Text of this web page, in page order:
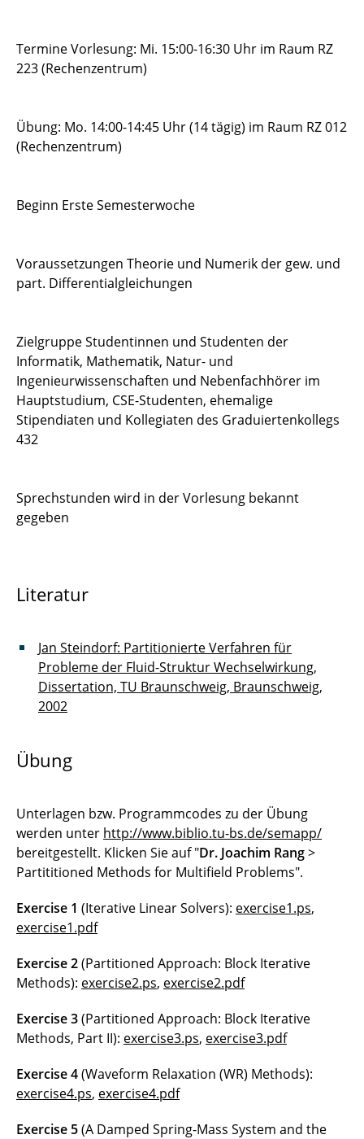
Industrielles Software-
Entwicklungsmanagement
Termine Vorlesung: Mi. 15:00-16:30 Uhr im Raum RZ
223 (Rechenzentrum)
Übung: Mo. 14:00-14:45 Uhr (14 tägig) im Raum RZ 012
(Rechenzentrum)
Beginn Erste Semesterwoche
Voraussetzungen Theorie und Numerik der gew. und
part. Differentialgleichungen
Zielgruppe Studentinnen und Studenten der
Informatik, Mathematik, Natur- und
Ingenieurwissenschaften und Nebenfachhörer im
Hauptstudium, CSE-Studenten, ehemalige
Stipendiaten und Kollegiaten des Graduiertenkollegs
432
Sprechstunden wird in der Vorlesung bekannt
gegeben
Literatur
Jan Steindorf: Partitionierte Verfahren für
Probleme der Fluid-Struktur Wechselwirkung,
Dissertation, TU Braunschweig, Braunschweig,
2002
Übung
Unterlagen bzw. Programmcodes zu der Übung
werden unter http://www.biblio.tu-bs.de/semapp/
bereitgestellt. Klicken Sie auf "Dr. Joachim Rang>
Partititioned Methods for Multifield Problems".
Exercise 1 (Iterative Linear Solvers): exercise1.ps,
exercise1.pdf
Exercise 2(Partitioned Approach: Block Iterative
Methods): exercise2.ps, exercise2.pdf
Exercise 3(Partitioned Approach: Block Iterative
Methods, Part II): exercise3.ps, exercise3.pdf
Exercise 4(Waveform Relaxation (WR) Methods):
exercise4.ps, exercise4.pdf
Exercise 5(A Damped Spring-Mass System and the